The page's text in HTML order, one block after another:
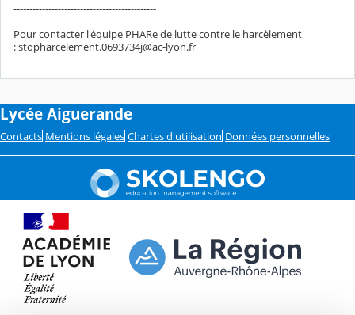
---------------------------------------------
Pour contacter l'équipe PHARe de lutte contre le harcèlement
: stopharcelement.0693734j@ac-lyon.fr
Lycée Aiguerande
Contacts Mentions légales Chartes d'utilisation Données personnelles